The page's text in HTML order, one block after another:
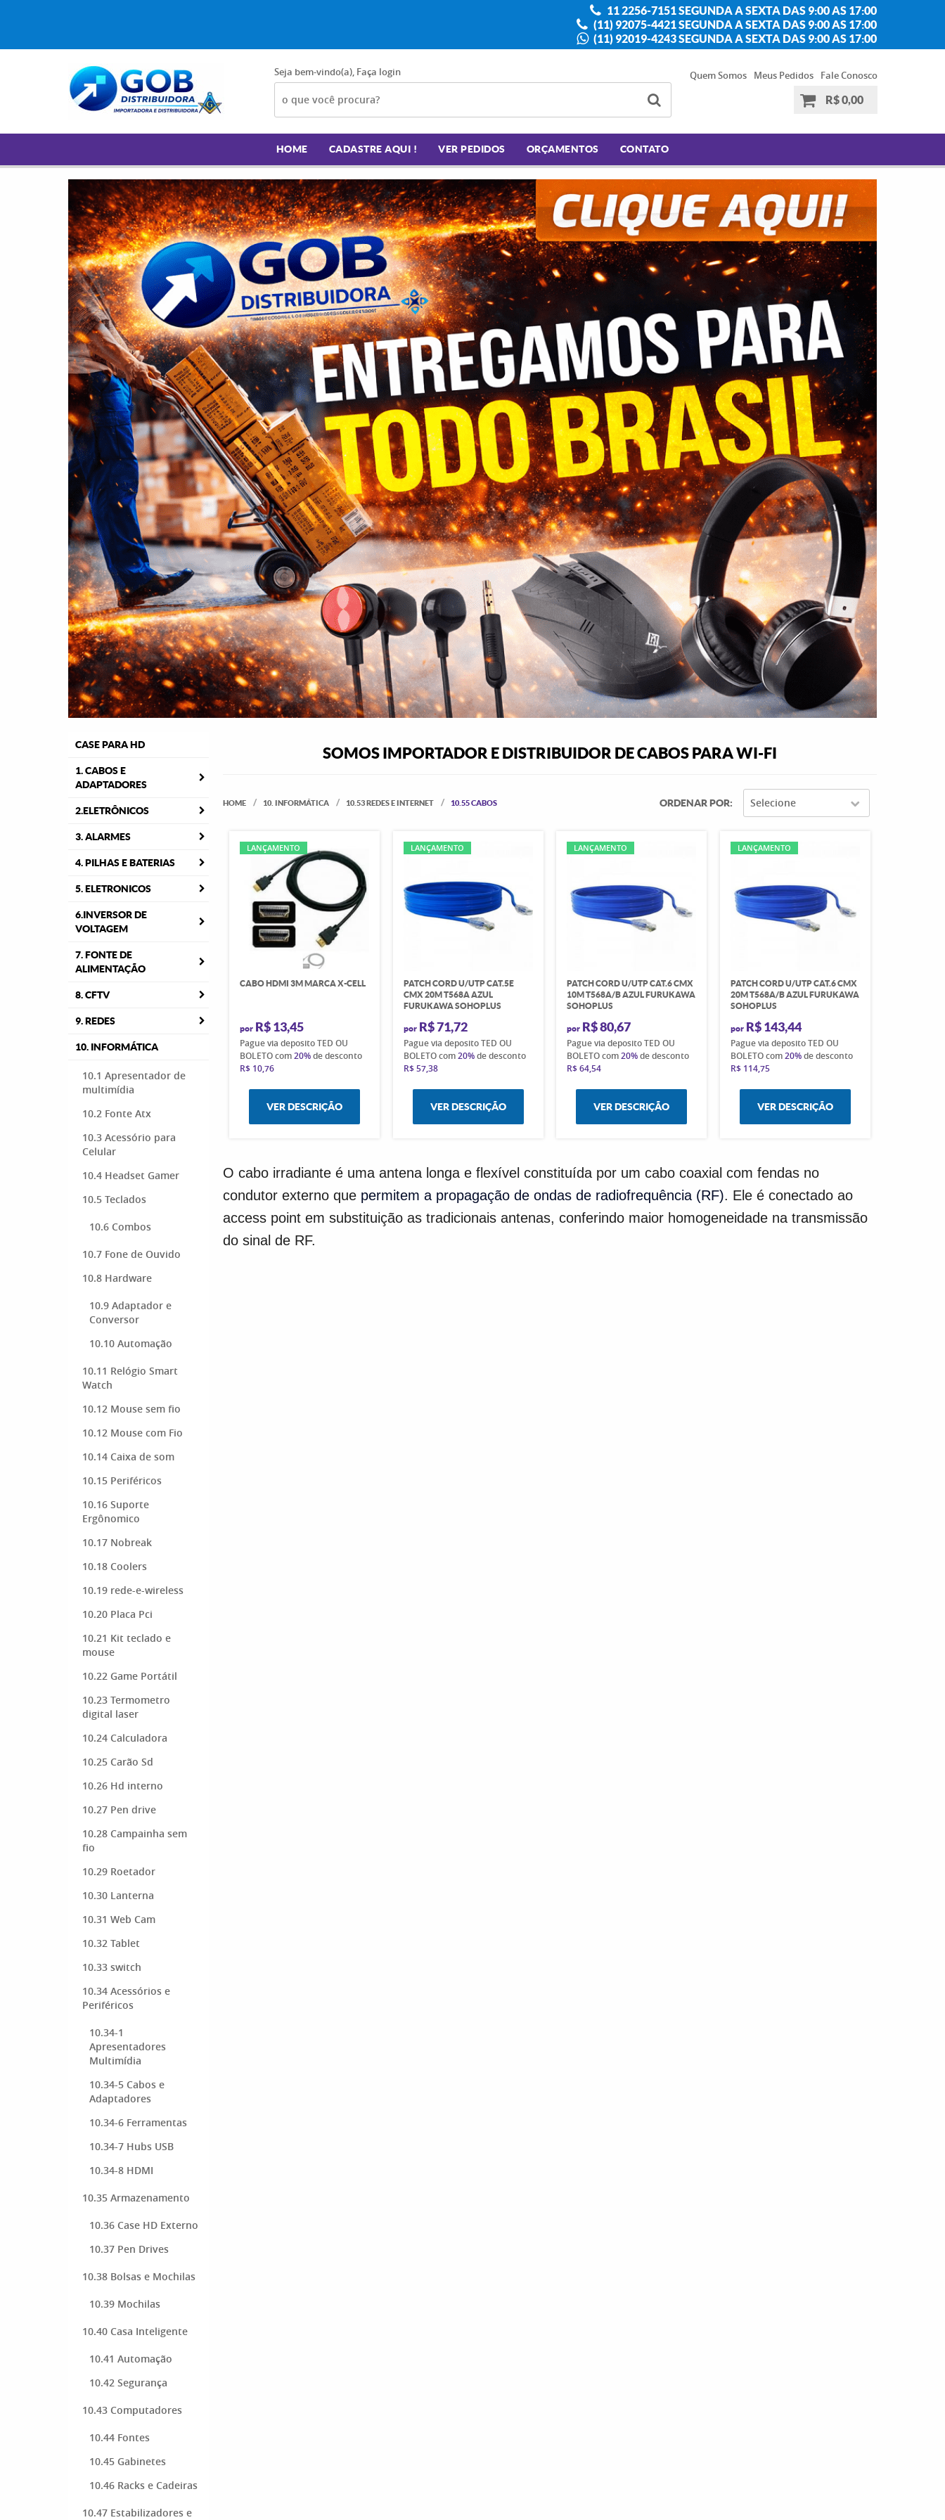
11 2256-7151 SEGUNDA A SEXTA DAS 9:00 AS 17:00
(11) 92075-4421 SEGUNDA A SEXTA DAS 9:00 AS 17:00
(11) 92019-4243 SEGUNDA A SEXTA DAS 9:00 AS 17:00
Seja bem-vindo(a), Faça login Quem Somos Meus Pedidos
Fale Conosco
R$ 0,00
HOME CADASTRE AQUI ! VER PEDIDOS ORÇAMENTOS CONTATO
CASE PARA HD
1. CABOS E
ADAPTADORES
2.ELETRÔNICOS
3. ALARMES
4. PILHAS E BATERIAS
5. ELETRONICOS
6.INVERSOR DE
VOLTAGEM
7. FONTE DE
ALIMENTAÇÃO
8. CFTV
9. REDES
10. INFORMÁTICA
10.1 Apresentador de
multimídia
10.2 Fonte Atx
10.3 Acessório para
Celular
10.4 Headset Gamer
10.5 Teclados
10.6 Combos
10.7 Fone de Ouvido
10.8 Hardware
10.9 Adaptador e
Conversor
10.10 Automação
10.11 Relógio Smart
Watch
10.12 Mouse sem fio
10.12 Mouse com Fio
10.14 Caixa de som
10.15 Periféricos
10.16 Suporte
Ergônomico
10.17 Nobreak
10.18 Coolers
10.19 rede-e-wireless
10.20 Placa Pci
10.21 Kit teclado e
mouse
10.22 Game Portátil
10.23 Termometro
digital laser
10.24 Calculadora
10.25 Carão Sd
10.26 Hd interno
10.27 Pen drive
10.28 Campainha sem
fio
10.29 Roetador
10.30 Lanterna
10.31 Web Cam
10.32 Tablet
10.33 switch
10.34 Acessórios e
Periféricos
10.34-1
Apresentadores
Multimídia
10.34-5 Cabos e
Adaptadores
10.34-6 Ferramentas
10.34-7 Hubs USB
10.34-8 HDMI
10.35 Armazenamento
10.36 Case HD Externo
10.37 Pen Drives
10.38 Bolsas e Mochilas
10.39 Mochilas
10.40 Casa Inteligente
10.41 Automação
10.42 Segurança
10.43 Computadores
10.44 Fontes
10.45 Gabinetes
10.46 Racks e Cadeiras
10.47 Estabilizadores e
SOMOS IMPORTADOR E DISTRIBUIDOR DE CABOS PARA WI-FI
HOME 10. INFORMÁTICA 10.53 REDES E INTERNET 10.55 CABOS ORDENAR POR Selecione
LANÇAMENTO
CABO HDMI 3M MARCA X-CELL
por R$ 13,45
Pague via deposito TED OU
BOLETO com20%de desconto
R$ 10,76
VER DESCRIÇÃO
LANÇAMENTO
PATCH CORD U/UTP CAT.5E
CMX 20M T568A AZUL
FURUKAWA SOHOPLUS
por R$ 71,72
Pague via deposito TED OU
BOLETO com20%de desconto
R$ 57,38
VER DESCRIÇÃO
LANÇAMENTO
PATCH CORD U/UTP CAT.6 CMX
10M T568A/B AZUL FURUKAWA
SOHOPLUS
por R$ 80,67
Pague via deposito TED OU
BOLETO com20%de desconto
R$ 64,54
VER DESCRIÇÃO
LANÇAMENTO
PATCH CORD U/UTP CAT.6 CMX
20M T568A/B AZUL FURUKAWA
SOHOPLUS
por R$ 143,44
Pague via deposito TED OU
BOLETO com20%de desconto
R$ 114,75
VER DESCRIÇÃO
O cabo irradiante é uma antena longa e flexível constituída por um cabo coaxial com fendas no
condutor externo que permitem a propagação de ondas de radiofrequência (RF). Ele é conectado ao
access point em substituição as tradicionais antenas, conferindo maior homogeneidade na transmissão
do sinal de RF.